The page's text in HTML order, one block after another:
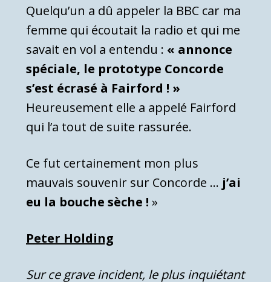
Quelqu’un a dû appeler la BBC car ma
femme qui écoutait la radio et qui me
savait en vol a entendu : « annonce
spéciale, le prototype Concorde
s’est écrasé à Fairford ! »
Heureusement elle a appelé Fairford
qui l’a tout de suite rassurée.
Ce fut certainement mon plus
mauvais souvenir sur Concorde … j’ai
eu la bouche sèche ! »
Peter Holding
Sur ce grave incident, le plus inquiétant